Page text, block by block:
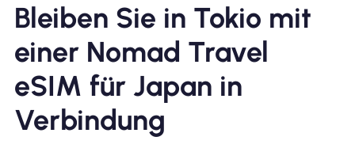
Bleiben Sie in Tokio mit
einer Nomad Travel
eSIM für Japan in
Verbindung